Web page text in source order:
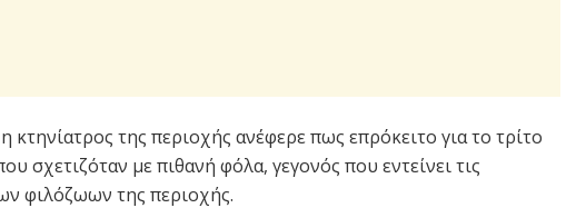
κτηνίατρος της περιοχής ανέφερε πως επρόκειτο για το τρίτο
σχετιζόταν με πιθανή φόλα, γεγονός που εντείνει τις
φιλόζωων της περιοχής.